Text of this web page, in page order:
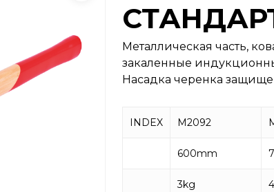
Металлическая часть,
закаленные
Насадка черенка
INDEX M2092
600mm
3kg